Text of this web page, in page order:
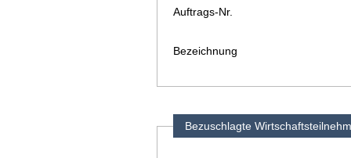
Auftrags-Nr.
Bezeichnung
Bezuschlagte